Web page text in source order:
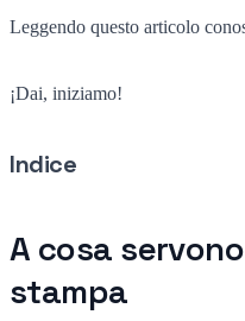
Leggendo questo articolo
¡Dai, iniziamo!
Indice
A cosa
stampa